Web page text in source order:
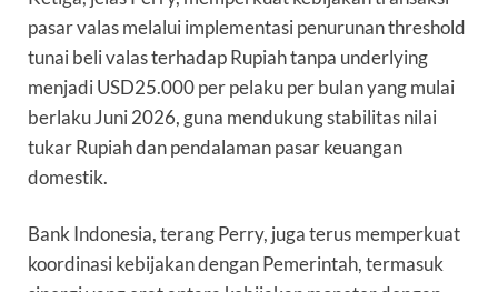
pasar valas melalui implementasi penurunan threshold
tunai beli valas terhadap Rupiah tanpa underlying
menjadi USD25.000 per pelaku per bulan yang mulai
berlaku Juni 2026, guna mendukung stabilitas nilai
tukar Rupiah dan pendalaman pasar keuangan
domestik.
Bank Indonesia, terang Perry, juga terus memperkuat
koordinasi kebijakan dengan Pemerintah, termasuk